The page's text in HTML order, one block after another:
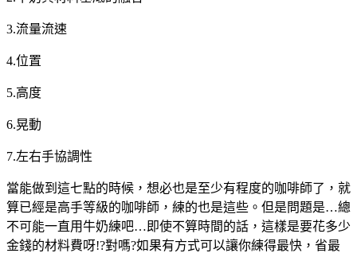
3.流量流速
4.位置
5.高度
6.晃動
7.左右手協調性
當能做到這七點的時候，想必也是至少有程度的咖啡師了，就
算已經是高手等級的咖啡師，練的也是這些。但是問題是…總
不可能一直用牛奶練吧…即使不算時間的話，這樣是要花多少
金錢的材料費呀!?對嗎?如果有方式可以讓你練得最快，省最